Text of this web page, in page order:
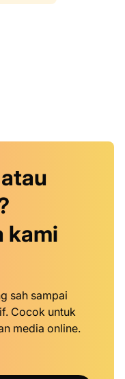
kami
sah sampai
Cocok untuk
media online.